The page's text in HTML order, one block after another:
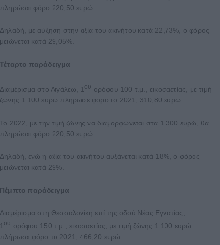
πληρώσει φόρο 220,50 ευρώ.
Δηλαδή, με αύξηση στην αξία του ακινήτου κατά 22,73%, ο φόρος
μειώνεται κατά 29,05%.
Τέταρτο παράδειγμα
Διαμέρισμα στο Αιγάλεω, 1 ου ορόφου 100 τ.μ., εικοσαετίας, με τιμή
ζώνης 1.100 ευρώ πλήρωσε φόρο το 2021, 310,80 ευρώ.
Το 2022, με την τιμή ζώνης να διαμορφώνεται στα 1.300 ευρώ, θα
πληρώσει φόρο 220,50 ευρώ.
Δηλαδή, ενώ η αξία του ακινήτου αυξάνεται κατά 18%, ο φόρος
μειώνεται κατά 29%.
Πέμπτο παράδειγμα
Διαμέρισμα στη Θεσσαλονίκη επί της οδού Νέας Εγνατίας,
1 ου ορόφου 150 τ.μ., εικοσαετίας, με τιμή ζώνης 1.100 ευρώ
πλήρωσε φόρο το 2021, 466,20 ευρώ.